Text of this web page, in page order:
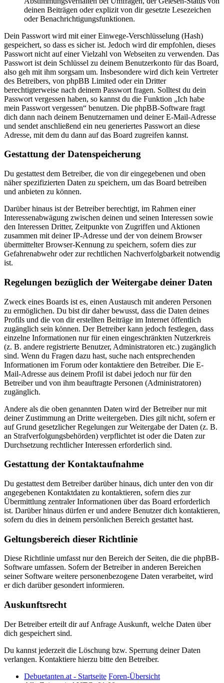
deinen Beiträgen oder explizit von dir gesetzte Lesezeichen
oder Benachrichtigungsfunktionen.
Dein Passwort wird mit einer Einwege-Verschlüsselung (Hash)
gespeichert, so dass es sicher ist. Jedoch wird dir empfohlen, dieses
Passwort nicht auf einer Vielzahl von Webseiten zu verwenden. Das
Passwort ist dein Schlüssel zu deinem Benutzerkonto für das Board,
also geh mit ihm sorgsam um. Insbesondere wird dich kein Vertreter
des Betreibers, von phpBB Limited oder ein Dritter
berechtigterweise nach deinem Passwort fragen. Solltest du dein
Passwort vergessen haben, so kannst du die Funktion „Ich habe
mein Passwort vergessen“ benutzen. Die phpBB-Software fragt
dich dann nach deinem Benutzernamen und deiner E-Mail-Adresse
und sendet anschließend ein neu generiertes Passwort an diese
Adresse, mit dem du dann auf das Board zugreifen kannst.
Gestattung der Datenspeicherung
Du gestattest dem Betreiber, die von dir eingegebenen und oben
näher spezifizierten Daten zu speichern, um das Board betreiben
und anbieten zu können.
Darüber hinaus ist der Betreiber berechtigt, im Rahmen einer
Interessenabwägung zwischen deinen und seinen Interessen sowie
den Interessen Dritter, Zeitpunkte von Zugriffen und Aktionen
zusammen mit deiner IP-Adresse und der von deinem Browser
übermittelter Browser-Kennung zu speichern, sofern dies zur
Gefahrenabwehr oder zur rechtlichen Nachverfolgbarkeit notwendig
ist.
Regelungen bezüglich der Weitergabe deiner Daten
Zweck eines Boards ist es, einen Austausch mit anderen Personen
zu ermöglichen. Du bist dir daher bewusst, dass die Daten deines
Profils und die von dir erstellten Beiträge im Internet öffentlich
zugänglich sein können. Der Betreiber kann jedoch festlegen, dass
einzelne Informationen nur für einen eingeschränkten Nutzerkreis
(z. B. andere registrierte Benutzer, Administratoren etc.) zugänglich
sind. Wenn du Fragen dazu hast, suche nach entsprechenden
Informationen im Forum oder kontaktiere den Betreiber. Die E-
Mail-Adresse aus deinem Profil ist dabei jedoch nur für den
Betreiber und von ihm beauftragte Personen (Administratoren)
zugänglich.
Andere als die oben genannten Daten wird der Betreiber nur mit
deiner Zustimmung an Dritte weitergeben. Dies gilt nicht, sofern er
auf Grund gesetzlicher Regelungen zur Weitergabe der Daten (z. B.
an Strafverfolgungsbehörden) verpflichtet ist oder die Daten zur
Durchsetzung rechtlicher Interessen erforderlich sind.
Gestattung der Kontaktaufnahme
Du gestattest dem Betreiber darüber hinaus, dich unter den von dir
angegebenen Kontaktdaten zu kontaktieren, sofern dies zur
Übermittlung zentraler Informationen über das Board erforderlich
ist. Darüber hinaus dürfen er und andere Benutzer dich kontaktieren,
sofern du dies in deinem persönlichen Bereich gestattet hast.
Geltungsbereich dieser Richtlinie
Diese Richtlinie umfasst nur den Bereich der Seiten, die die phpBB-
Software umfassen. Sofern der Betreiber in anderen Bereichen
seiner Software weitere personenbezogene Daten verarbeitet, wird
er dich darüber gesondert informieren.
Auskunftsrecht
Der Betreiber erteilt dir auf Anfrage Auskunft, welche Daten über
dich gespeichert sind.
Du kannst jederzeit die Löschung bzw. Sperrung deiner Daten
verlangen. Kontaktiere hierzu bitte den Betreiber.
Debuetanten.at - Startseite Foren-Übersicht